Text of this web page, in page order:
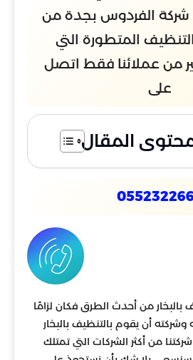
الفردوس بجدة من
المتطورة التي
من عملائنا فقط اتصل
على
المقال
بالبخار من أحدث الطرق فكان لزامًا
أن يقوم بالتنظيف بالبخار
من أكثر الشركات التي تمتلك